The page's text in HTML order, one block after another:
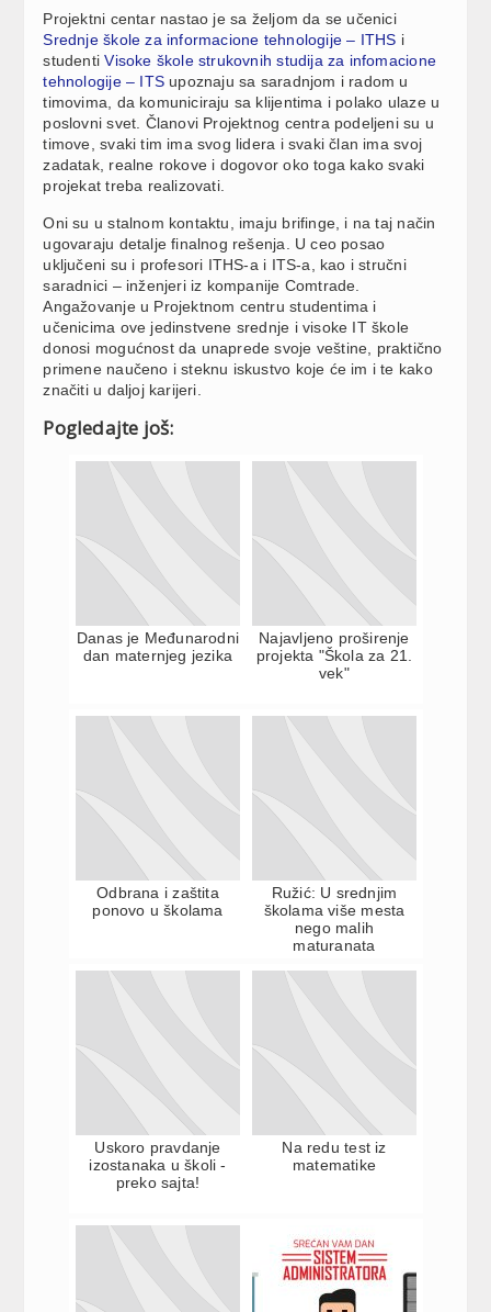
Projektni centar nastao je sa željom da se učenici
Srednje škole za informacione tehnologije– ITHS i
studentiVisoke škole strukovnih studija za infomacione
tehnologije – ITSupoznaju sa saradnjom i radom u
timovima, da komuniciraju sa klijentima i polako ulaze u
poslovni svet. Članovi Projektnog centra podeljeni su u
timove, svaki tim ima svog lidera i svaki član ima svoj
zadatak, realne rokove i dogovor oko toga kako svaki
projekat treba realizovati.
Oni su u stalnom kontaktu, imaju brifinge, i na taj način
ugovaraju detalje finalnog rešenja. U ceo posao
uključeni su i profesori ITHS-a i ITS-a, kao i stručni
saradnici – inženjeri iz kompanije Comtrade.
Angažovanje u Projektnom centru studentima i
učenicima ove jedinstvene srednje i visoke IT škole
donosi mogućnost da unaprede svoje veštine, praktično
primene naučeno i steknu iskustvo koje će im i te kako
značiti u daljoj karijeri.
Pogledajte još:
Danas je Međunarodni
dan maternjeg jezika
Najavljeno proširenje
projekta "Škola za 21.
vek"
Odbrana i zaštita
ponovo u školama
Ružić: U srednjim
školama više mesta
nego malih
maturanata
Uskoro pravdanje
izostanaka u školi -
preko sajta!
Na redu test iz
matematike